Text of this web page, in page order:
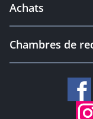
Achats
Chambres de